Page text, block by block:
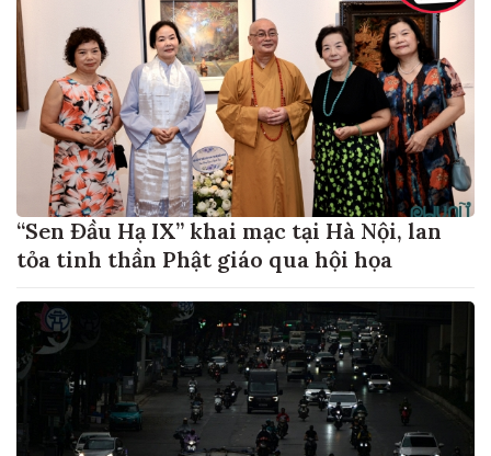
“Sen Đầu Hạ IX” khai mạc tại Hà Nội, lan
tỏa tinh thần Phật giáo qua hội họa